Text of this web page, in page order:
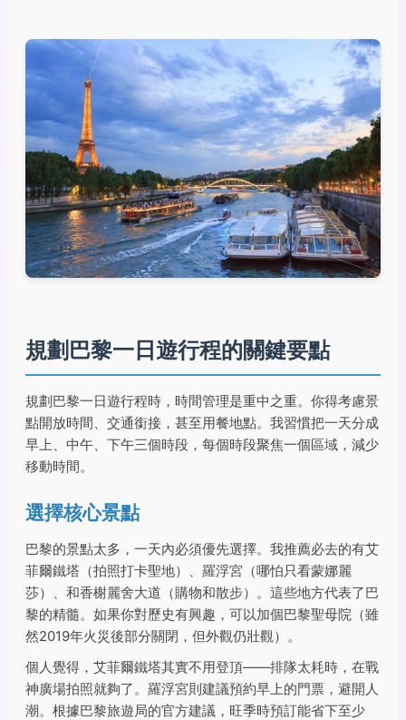
規劃巴黎一日遊行程的關鍵要點
規劃巴黎一日遊行程時，時間管理是重中之重。你得考慮景
點開放時間、交通銜接，甚至用餐地點。我習慣把一天分成
早上、中午、下午三個時段，每個時段聚焦一個區域，減少
移動時間。
選擇核心景點
巴黎的景點太多，一天內必須優先選擇。我推薦必去的有艾
菲爾鐵塔（拍照打卡聖地）、羅浮宮（哪怕只看蒙娜麗
莎）、和香榭麗舍大道（購物和散步）。這些地方代表了巴
黎的精髓。如果你對歷史有興趣，可以加個巴黎聖母院（雖
然2019年火災後部分關閉，但外觀仍壯觀）。
個人覺得，艾菲爾鐵塔其實不用登頂——排隊太耗時，在戰
神廣場拍照就夠了。羅浮宮則建議預約早上的門票，避開人
潮。根據巴黎旅遊局的官方建議，旺季時預訂能省下至少